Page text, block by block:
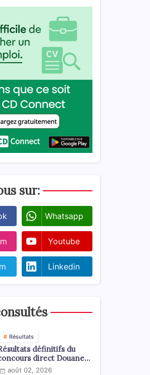
sur:
Whatsapp
Youtube
Linkedin
Résultats
définitifs du
direct Douanes
2026août 02, 2026